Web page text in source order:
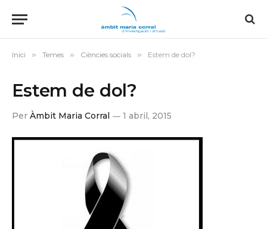
Inici » Temes » Ciències socials » Estem de dol?
Estem de dol?
Per Àmbit Maria Corral 1 abril, 2015